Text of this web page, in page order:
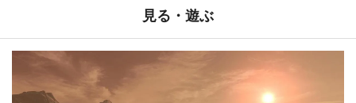
見る・遊ぶ